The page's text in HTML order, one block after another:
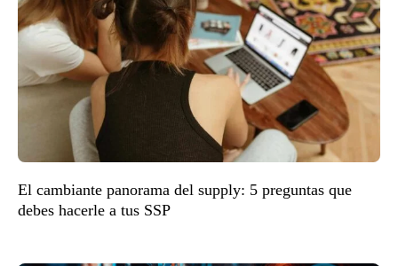
El cambiante panorama del supply: 5 preguntas que
debes hacerle a tus SSP